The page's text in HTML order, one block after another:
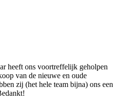
heeft ons voortreffelijk geholpen
van de nieuwe en oude
zij (het hele team bijna) ons een